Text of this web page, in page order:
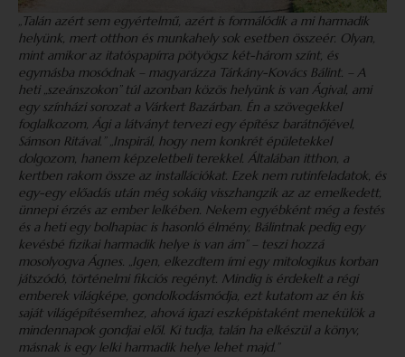
„Talán azért sem egyértelmű, azért is formálódik a mi harmadik
helyünk, mert otthon és munkahely sok esetben összeér. Olyan,
mint amikor az itatóspapírra pötyögsz két-három színt, és
egymásba mosódnak – magyarázza Tárkány-Kovács Bálint. – A
heti „szeánszokon” túl azonban közös helyünk is van Ágival, ami
egy színházi sorozat a Várkert Bazárban. Én a szövegekkel
foglalkozom, Ági a látványt tervezi egy építész barátnőjével,
Sámson Ritával.” „Inspirál, hogy nem konkrét épületekkel
dolgozom, hanem képzeletbeli terekkel. Általában itthon, a
kertben rakom össze az installációkat. Ezek nem rutinfeladatok, és
egy-egy előadás után még sokáig visszhangzik az az emelkedett,
ünnepi érzés az ember lelkében. Nekem egyébként még a festés
és a heti egy bolhapiac is hasonló élmény, Bálintnak pedig egy
kevésbé fizikai harmadik helye is van ám” – teszi hozzá
mosolyogva Ágnes. „Igen, elkezdtem írni egy mitologikus korban
játszódó, történelmi fikciós regényt. Mindig is érdekelt a régi
emberek világképe, gondolkodásmódja, ezt kutatom az én kis
saját világépítésemhez, ahová igazi eszképistaként menekülök a
mindennapok gondjai elől. Ki tudja, talán ha elkészül a könyv,
másnak is egy lelki harmadik helye lehet majd.”